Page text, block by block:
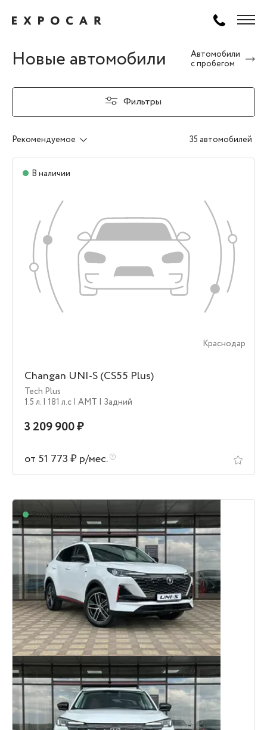
Новые автомобили
Автомобили
с пробегом
Фильтры
Рекомендуемое 35 автомобилей
В наличии
Краснодар
Changan UNI-S (CS55 Plus)
Tech Plus
1.5 л. | 181 л.c | AMT | Задний
3 209 900 ₽
от 51 773 ₽ р/мес.
В наличии